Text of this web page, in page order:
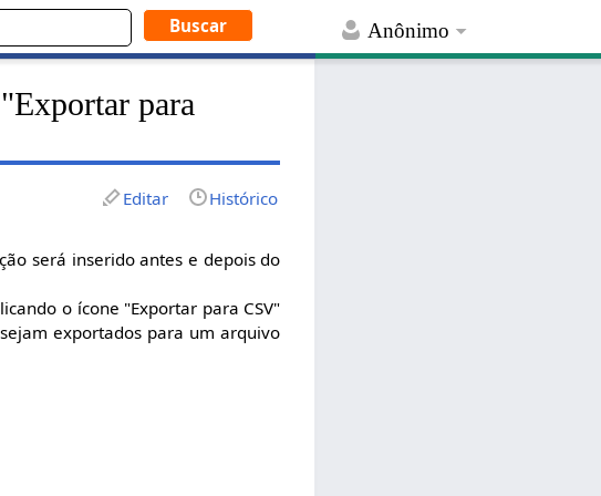
Anônimo
para
Editar Histórico
será inserido antes e depois do
o ícone "Exportar para CSV"
exportados para um arquivo